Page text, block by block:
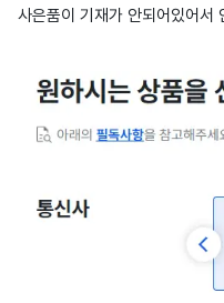
사은품이 기재가 안되어있어서